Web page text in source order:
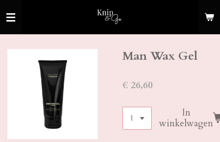
direct
Man Wax Gel
€ 26,60
In
winkelwagen